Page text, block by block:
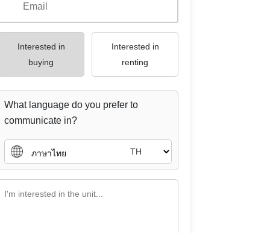
communicate in?
Send a message